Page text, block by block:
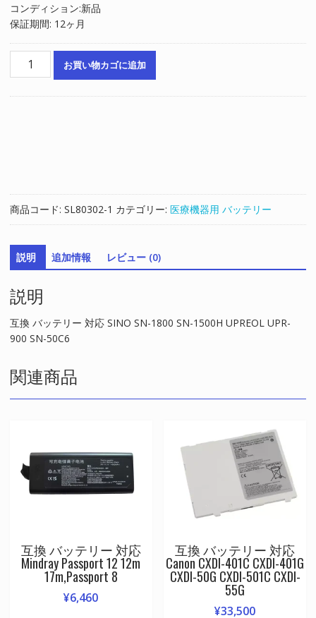
コンディション:新品
保証期間: 12ヶ月
SINO
SN-
1800
SN-
1500H
UPREOL
UPR-
900
SN-
50C6
お買い物カゴに追加
商品コード: SL80302-1 カテゴリー: 医療機器用 バッテリー
説明 追加情報 レビュー (0)
説明
互換 バッテリー 対応 SINO SN-1800 SN-1500H UPREOL UPR-
900 SN-50C6
関連商品
互換 バッテリー 対応
Mindray Passport 12 12m
17m,Passport 8
¥6,460
互換 バッテリー 対応
Canon CXDI-401C CXDI-401G
CXDI-50G CXDI-501C CXDI-
55G
¥33,500